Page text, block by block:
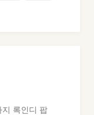
지 록인디 팝